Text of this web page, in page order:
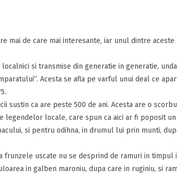
mai de care mai interesante, iar unul dintre aceste
si transmise din generatie in generatie,
Acesta se afla pe varful unui deal ce
sustin ca are peste 500 de ani. Acesta are o
legendelor locale, care spun ca aici ar fi poposit un
si pentru odihna, in drumul lui prin munti,
uscate nu se desprind de ramuri in timpul
in galben maroniu, dupa care in ruginiu, si